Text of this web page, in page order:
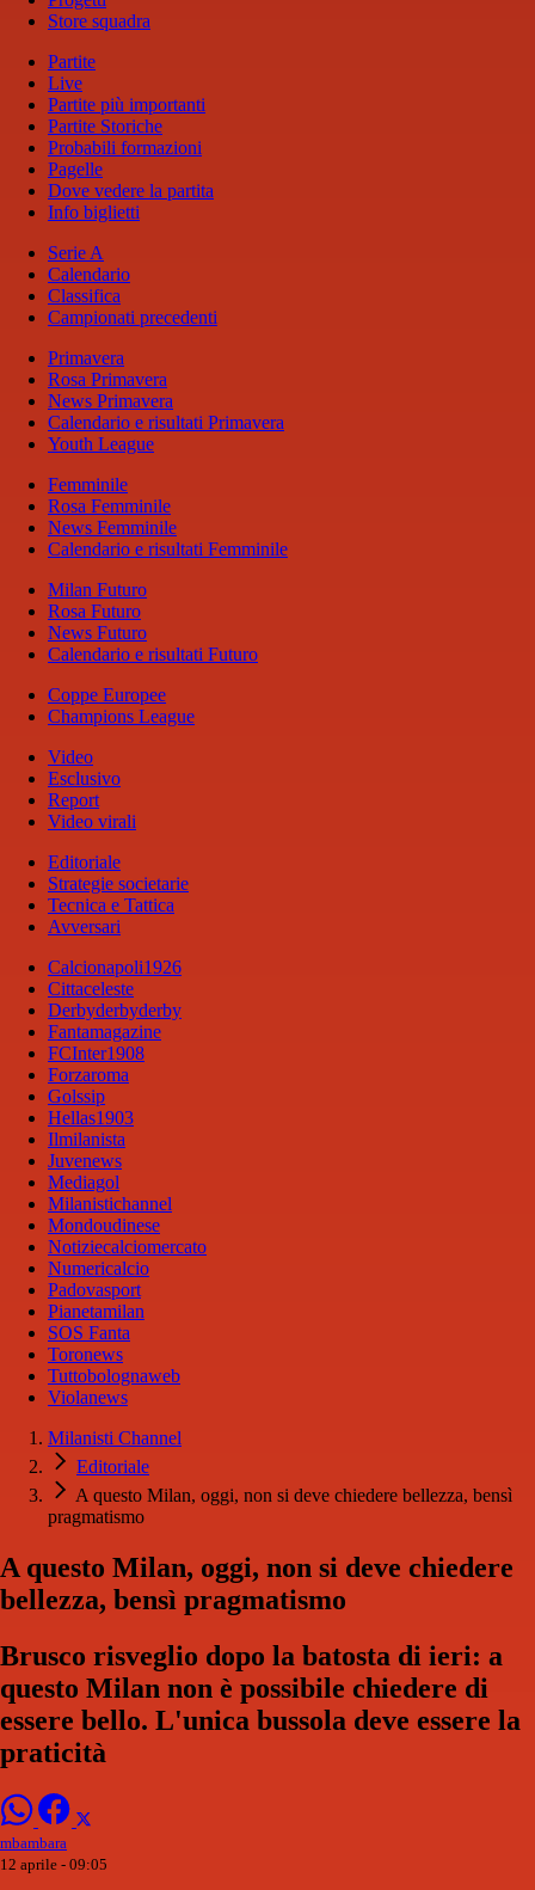
Store squadra
Partite
Live
Partite più importanti
Partite Storiche
Probabili formazioni
Pagelle
Dove vedere la partita
Info biglietti
Serie A
Calendario
Classifica
Campionati precedenti
Primavera
Rosa Primavera
News Primavera
Calendario e risultati Primavera
Youth League
Femminile
Rosa Femminile
News Femminile
Calendario e risultati Femminile
Milan Futuro
Rosa Futuro
News Futuro
Calendario e risultati Futuro
Coppe Europee
Champions League
Video
Esclusivo
Report
Video virali
Editoriale
Strategie societarie
Tecnica e Tattica
Avversari
Calcionapoli1926
Cittaceleste
Derbyderbyderby
Fantamagazine
FCInter1908
Forzaroma
Golssip
Hellas1903
Ilmilanista
Juvenews
Mediagol
Milanistichannel
Mondoudinese
Notiziecalciomercato
Numericalcio
Padovasport
Pianetamilan
SOS Fanta
Toronews
Tuttobolognaweb
Violanews
Milanisti Channel
Editoriale
A questo Milan, oggi, non si deve chiedere bellezza, bensì
pragmatismo
A questo Milan, oggi, non si deve chiedere
bellezza, bensì pragmatismo
Brusco risveglio dopo la batosta di ieri: a
questo Milan non è possibile chiedere di
essere bello. L'unica bussola deve essere la
praticità
mbambara
12 aprile - 09:05